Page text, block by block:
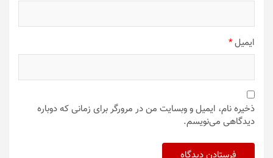
ایمیل*
ذخیره نام، ایمیل و وبسایت من در مرورگر برای زمانی که دوباره
دیدگاهی می‌نویسم.